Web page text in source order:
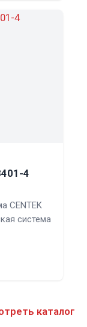
4
CENTEK
система
каталог